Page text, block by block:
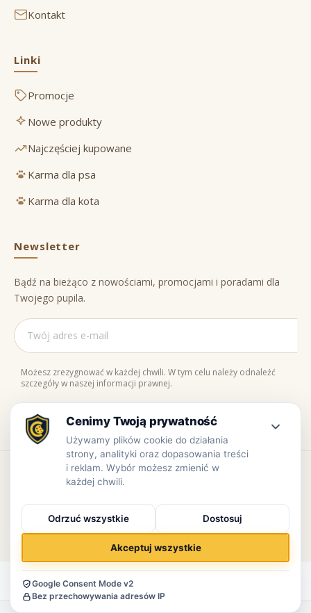
Kontakt
Linki
Promocje
Nowe produkty
Najczęściej kupowane
Karma dla psa
Karma dla kota
Newsletter
Bądź na bieżąco z nowościami, promocjami i poradami dla
Twojego pupila.
Możesz zrezygnować w każdej chwili. W tym celu należy odnaleźć
szczegóły w naszej informacji prawnej.
Naturalne składniki
100% jakości Zaufaj nam
Copyright © www.prowiant.pl · powered by apify.pl
Bezpieczne płatności